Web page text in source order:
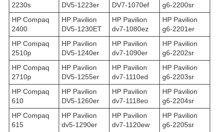
2230s
DV5-1223er
DV7-1070ef
g6-2200sr
HP Compaq
2400
HP Pavilion
DV5-1230ET
HP Pavilion
dv7-1080ez
HP Pavilion
g6-2201er
HP Compaq
2510p
HP Pavilion
DV5-1240er
HP Pavilion
dv7-1090er
HP Pavilion
g6-2202sr
HP Compaq
2710p
HP Pavilion
DV5-1255er
HP Pavilion
dv7-1110ed
HP Pavilion
g6-2203sr
HP Compaq
610
HP Pavilion
DV5-1260er
HP Pavilion
dv7-1118eo
HP Pavilion
g6-2204sr
HP Compaq
615
HP Pavilion
dv5-1290er
HP Pavilion
dv7-1120ew
HP Pavilion
g6-2205sr